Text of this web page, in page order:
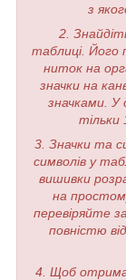
з
2.
таблиці. Його
ниток на
значки на
значками. У
тільки
3. Значки та
символів у
вишивки
на
перевіряйте
повністю
4. Щоб